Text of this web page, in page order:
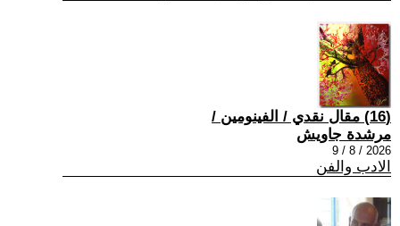
(16) مقال نقدي / الفينومين /
مرشدة جاويش
2026 / 8 / 9
الادب والفن